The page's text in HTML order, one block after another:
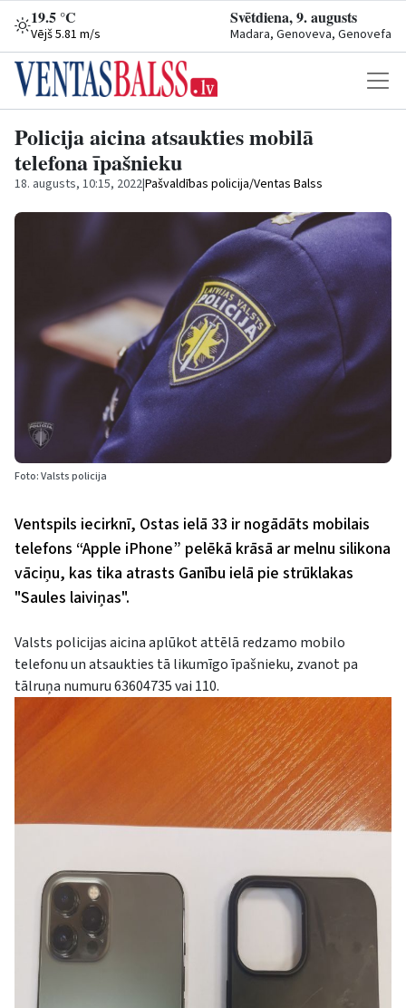
19.5 °C
Vējš 5.81 m/s
Svētdiena, 9. augusts
Madara, Genoveva, Genovefa
Policija aicina atsaukties mobilā
telefona īpašnieku
18. augusts, 10:15, 2022|Pašvaldības policija/Ventas Balss
Foto: Valsts policija
Ventspils iecirknī, Ostas ielā 33 ir nogādāts mobilais
telefons “Apple iPhone” pelēkā krāsā ar melnu silikona
vāciņu, kas tika atrasts Ganību ielā pie strūklakas
"Saules laiviņas".
Valsts policijas aicina aplūkot attēlā redzamo mobilo
telefonu un atsaukties tā likumīgo īpašnieku, zvanot pa
tālruņa numuru 63604735 vai 110.